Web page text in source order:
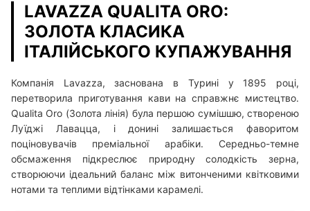
LAVAZZA QUALITA ORO:
ЗОЛОТА КЛАСИКА
ІТАЛІЙСЬКОГО КУПАЖУВАННЯ
Компанія Lavazza, заснована в Турині у 1895 році,
перетворила приготування кави на справжнє мистецтво.
Qualita Oro (Золота лінія) була першою сумішшю, створеною
Луїджі Лавацца, і донині залишається фаворитом
поціновувачів преміальної арабіки. Середньо-темне
обсмаження підкреслює природну солодкість зерна,
створюючи ідеальний баланс між витонченими квітковими
нотами та теплими відтінками карамелі.